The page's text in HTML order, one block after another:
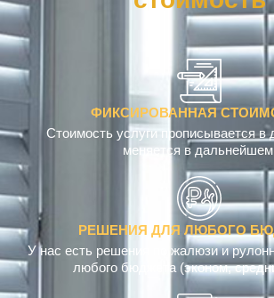
ФИКСИРОВАННАЯ
Стоимость услуги прописывается в
меняется в
РЕШЕНИЯ ДЛЯ ЛЮБОГО
У нас есть решения по жалюзи и
любого бюджета (эконом,